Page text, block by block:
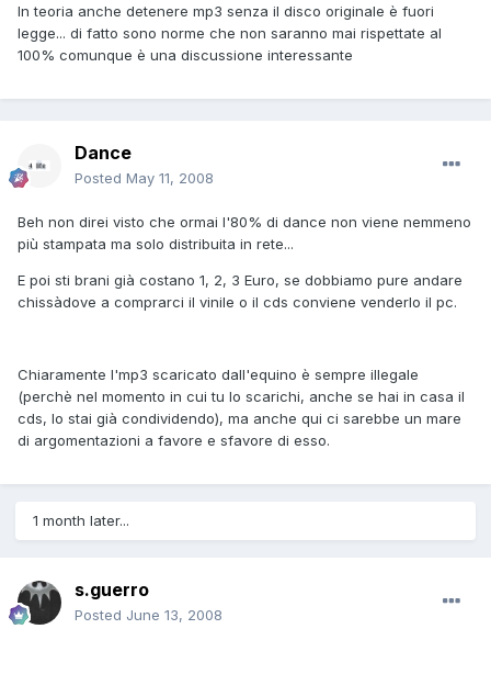
In teoria anche detenere mp3 senza il disco originale è fuori
legge... di fatto sono norme che non saranno mai rispettate al
100% comunque è una discussione interessante
Dance
Posted May 11, 2008
Beh non direi visto che ormai l'80% di dance non viene nemmeno
più stampata ma solo distribuita in rete...
E poi sti brani già costano 1, 2, 3 Euro, se dobbiamo pure andare
chissàdove a comprarci il vinile o il cds conviene venderlo il pc.
Chiaramente l'mp3 scaricato dall'equino è sempre illegale
(perchè nel momento in cui tu lo scarichi, anche se hai in casa il
cds, lo stai già condividendo), ma anche qui ci sarebbe un mare
di argomentazioni a favore e sfavore di esso.
1 month later...
s.guerro
Posted June 13, 2008